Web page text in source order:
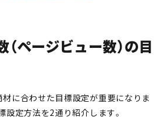
ページビュー数）の目
に合わせた目標設定が重要になりま
定方法を2通り紹介します。